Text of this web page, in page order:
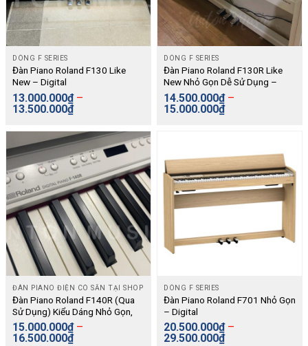
DÒNG F SERIES
Đàn Piano Roland F130 Like
New – Digital
13.000.000₫–
13.500.000₫
DÒNG F SERIES
Đàn Piano Roland F130R Like
New Nhỏ Gọn Dễ Sử Dụng –
Digital
14.500.000₫–
15.000.000₫
ĐÀN PIANO ĐIỆN CÓ SẴN TẠI SHOP
Đàn Piano Roland F140R (Qua
Sử Dụng) Kiểu Dáng Nhỏ Gọn,
Nhịp Đệm Tự Động, Kết Nối
Bluetooth – Digital
15.000.000₫–
16.500.000₫
DÒNG F SERIES
Đàn Piano Roland F701 Nhỏ Gọn
– Digital
20.500.000₫–
29.500.000₫